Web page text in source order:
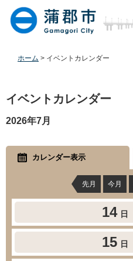
本
ホーム > イベントカレンダー
文
イベントカレンダー
2026年7月
カレンダー表示
先月 今月
14 日
15 日